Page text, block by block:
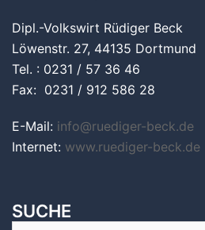
Dipl.-Volkswirt Rüdiger Beck
Löwenstr. 27, 44135 Dortmund
Tel. : 0231 / 57 36 46
Fax: 0231 / 912 586 28
E-Mail: info@ruediger-beck.de
Internet: www.ruediger-beck.de
SUCHE